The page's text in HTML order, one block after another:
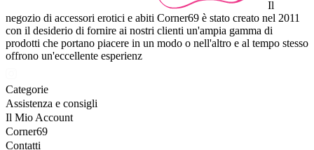
Il
negozio di accessori erotici e abiti Corner69 è stato creato nel 2011
con il desiderio di fornire ai nostri clienti un'ampia gamma di
prodotti che portano piacere in un modo o nell'altro e al tempo stesso
offrono un'eccellente esperienz
Categorie
Assistenza e consigli
Il Mio Account
Corner69
Contatti